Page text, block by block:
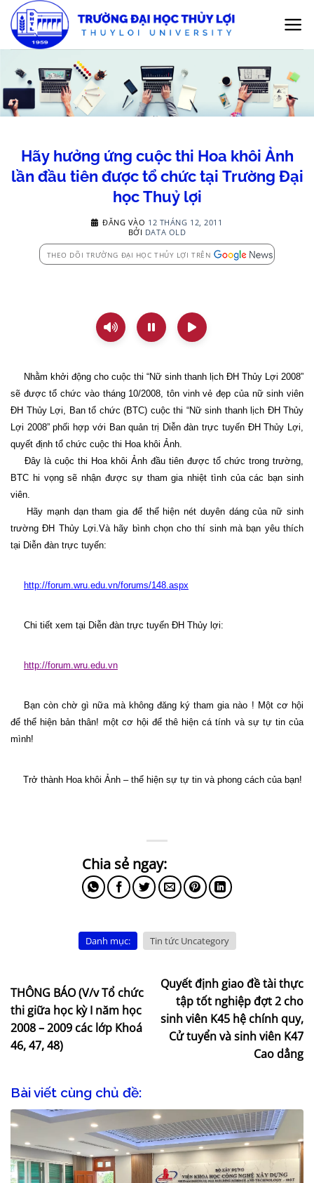
qua
nội
Hãy hưởng ứng cuộc thi Hoa khôi Ảnh
lần đầu tiên được tổ chức tại Trường Đại
học Thuỷ lợi
ĐĂNG VÀO 12 THÁNG 12, 2011
BỞI DATA OLD
THEO DÕI TRƯỜNG ĐẠI HỌC THỦY LỢI TRÊN
Nhằm khởi động cho cuộc thi “Nữ sinh thanh lịch ĐH Thủy Lợi 2008”
sẽ được tổ chức vào tháng 10/2008, tôn vinh vẻ đẹp của nữ sinh viên
ĐH Thủy Lợi, Ban tổ chức (BTC) cuộc thi “Nữ sinh thanh lịch ĐH Thủy
Lợi 2008” phối hợp với Ban quản trị Diễn đàn trực tuyến ĐH Thủy Lợi,
quyết định tổ chức cuộc thi Hoa khôi Ảnh.
Đây là cuộc thi Hoa khôi Ảnh đầu tiên được tổ chức trong trường,
BTC hi vọng sẽ nhận được sự tham gia nhiệt tình của các bạn sinh
viên.
Hãy mạnh dạn tham gia để thể hiện nét duyên dáng của nữ sinh
trường ĐH Thủy Lợi.Và hãy bình chọn cho thí sinh mà bạn yêu thích
tại Diễn đàn trực tuyến:
http://forum.wru.edu.vn/forums/148.aspx
Chi tiết xem tại Diễn đàn trực tuyến ĐH Thủy lợi:
http://forum.wru.edu.vn
Bạn còn chờ gì nữa mà không đăng ký tham gia nào ! Một cơ hội
để thể hiện bản thân! một cơ hội để thê hiện cá tính và sự tự tin của
mình!
Trở thành Hoa khôi Ảnh – thể hiện sự tự tin và phong cách của bạn!
Danh mục: Tin tức Uncategory
THÔNG BÁO (V/v Tổ chức
thi giữa học kỳ I năm học
2008 – 2009 các lớp Khoá
46, 47, 48)
Quyết định giao đề tài thực
tập tốt nghiệp đợt 2 cho
sinh viên K45 hệ chính quy,
Cử tuyển và sinh viên K47
Cao dẳng
Bài viết cùng chủ đề: